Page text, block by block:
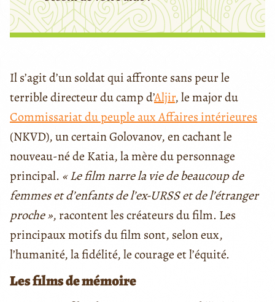
Il s’agit d’un soldat qui affronte sans peur le
terrible directeur du camp d’Aljir, le major du
Commissariat du peuple aux Affaires intérieures
(NKVD), un certain Golovanov, en cachant le
nouveau-né de Katia, la mère du personnage
principal. « Le film narre la vie de beaucoup de
femmes et d’enfants de l’ex-URSS et de l’étranger
proche », racontent les créateurs du film. Les
principaux motifs du film sont, selon eux,
l’humanité, la fidélité, le courage et l’équité.
Les films de mémoire